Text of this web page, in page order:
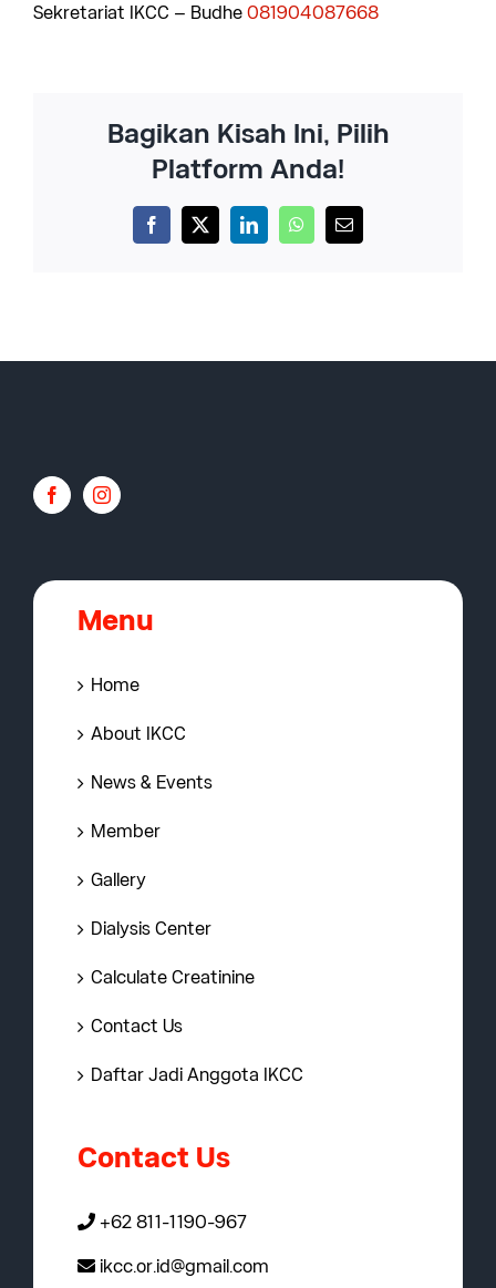
Sekretariat IKCC – Budhe 081904087668
Bagikan Kisah Ini, Pilih
Platform Anda!
Facebook
X LinkedInWhatsApp
Email
Menu
Home
About IKCC
News & Events
Member
Gallery
Dialysis Center
Calculate Creatinine
Contact Us
Daftar Jadi Anggota IKCC
Contact Us
+62 811-1190-967
ikcc.or.id@gmail.com